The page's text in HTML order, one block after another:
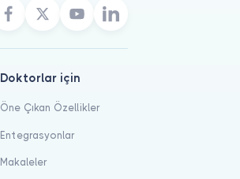
Doktorlar için
Öne Çıkan Özellikler
Entegrasyonlar
Makaleler